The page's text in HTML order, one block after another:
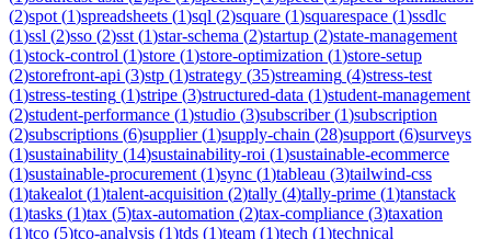
(2)spot (1)spreadsheets (1)sql (2)square (1)squarespace (1)ssdlc
(1)ssl (2)sso (2)sst (1)star-schema (2)startup (2)state-management
(1)stock-control (1)store (1)store-optimization (1)store-setup
(2)storefront-api (3)stp (1)strategy (35)streaming (4)stress-test
(1)stress-testing (1)stripe (3)structured-data (1)student-management
(2)student-performance (1)studio (3)subscriber(1)subscription
(2)subscriptions (6)supplier(1)supply-chain (28)support (6)surveys
(1)sustainability (14)sustainability-roi (1)sustainable-ecommerce
(1)sustainable-procurement (1)sync (1)tableau (3)tailwind-css
(1)takealot (1)talent-acquisition (2)tally (4)tally-prime (1)tanstack
(1)tasks (1)tax (5)tax-automation (2)tax-compliance (3)taxation
(1)tco (5)tco-analysis (1)tds (1)team (1)tech (1)technical